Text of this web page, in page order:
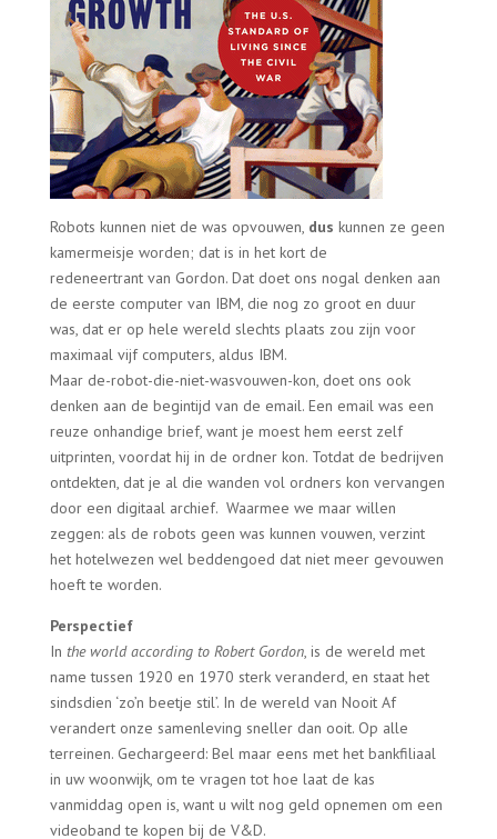
Robots kunnen niet de was opvouwen, dus kunnen ze geen
kamermeisje worden; dat is in het kort de
redeneertrant van Gordon. Dat doet ons nogal denken aan
de eerste computer van IBM, die nog zo groot en duur
was, dat er op hele wereld slechts plaats zou zijn voor
maximaal vijf computers, aldus IBM.
Maar de-robot-die-niet-wasvouwen-kon, doet ons ook
denken aan de begintijd van de email. Een email was een
reuze onhandige brief, want je moest hem eerst zelf
uitprinten, voordat hij in de ordner kon. Totdat de bedrijven
ontdekten, dat je al die wanden vol ordners kon vervangen
door een digitaal archief. Waarmee we maar willen
zeggen: als de robots geen was kunnen vouwen, verzint
het hotelwezen wel beddengoed dat niet meer gevouwen
hoeft te worden.
Perspectief
In the world according to Robert Gordon, is de wereld met
name tussen 1920 en 1970 sterk veranderd, en staat het
sindsdien ‘zo’n beetje stil’. In de wereld van Nooit Af
verandert onze samenleving sneller dan ooit. Op alle
terreinen. Gechargeerd: Bel maar eens met het bankfiliaal
in uw woonwijk, om te vragen tot hoe laat de kas
vanmiddag open is, want u wilt nog geld opnemen om een
videoband te kopen bij de V&D.